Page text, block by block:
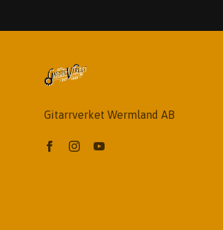
Gitarrverket Wermland AB